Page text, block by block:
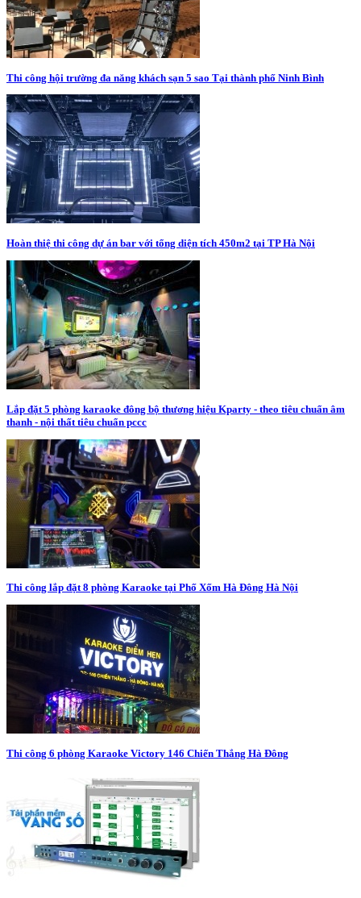
Thi công hội trường đa năng khách sạn 5 sao Tại thành phố Ninh Bình
Hoàn thiệ thi công dự án bar với tổng diện tích 450m2 tại TP Hà Nội
Lắp đặt 5 phòng karaoke đông bộ thương hiệu Kparty - theo tiêu chuẩn âm
thanh - nội thất tiêu chuẩn pccc
Thi công lắp đặt 8 phòng Karaoke tại Phố Xốm Hà Đông Hà Nội
Thi công 6 phòng Karaoke Victory 146 Chiến Thắng Hà Đông